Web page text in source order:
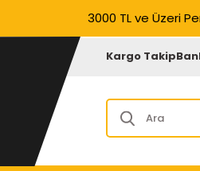
3000 TL ve Üzeri
Kargo Takip